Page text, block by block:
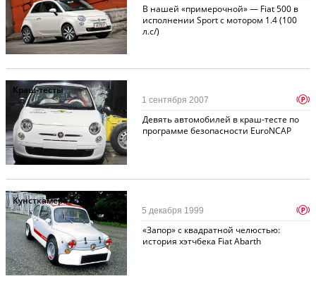
В нашей «примерочной» — Fiat 500 в
исполнении Sport с мотором 1.4 (100
л.с/)
Краш-тесты
Девять автомобилей в краш-тесте по
программе безопасности EuroNCAP
1 сентября 2007 p
Кунсткамера
«Запор» с квадратной челюстью:
история хэтчбека Fiat Abarth
5 декабря 1999 p